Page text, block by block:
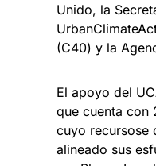
Unido, la
(C40) y la
El apoyo del
que cuenta con
cuyo recursose
alineado sus